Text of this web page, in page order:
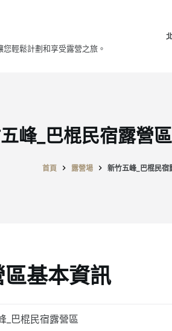
輕鬆計劃和享受露營之旅。
峰_巴棍民宿露營
首頁 露營場 新竹五峰_巴棍民
基本資訊
_巴棍民宿露營區